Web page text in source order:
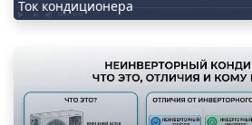
Ток кондиционера